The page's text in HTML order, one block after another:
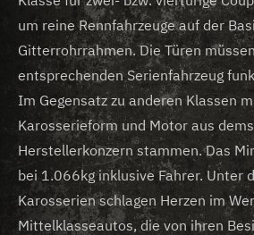
um reine Rennfahrzeuge auf der
Gitterrohrrahmen. Die Türen
entsprechenden Serienfahrzeug
Im Gegensatz zu anderen Klassen
Karosserieform und Motor aus
Herstellerkonzern stammen. Das
bei 1.066kg inklusive Fahrer. Unter
Karosserien schlagen Herzen im
Mittelklasseautos, die von ihren